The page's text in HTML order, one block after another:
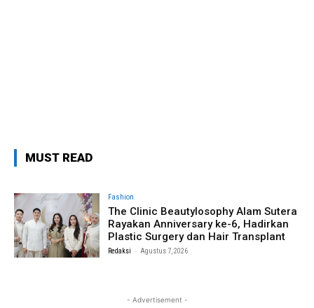
MUST READ
Fashion
The Clinic Beautylosophy Alam Sutera
Rayakan Anniversary ke-6, Hadirkan
Plastic Surgery dan Hair Transplant
Redaksi - Agustus 7, 2026
- Advertisement -